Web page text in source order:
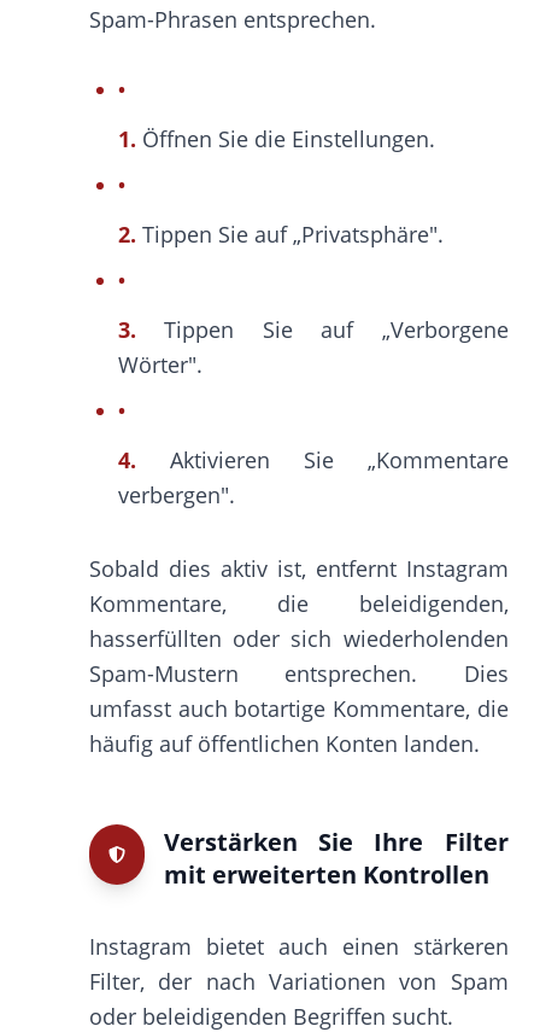
Spam-Phrasen entsprechen.
1. Öffnen Sie die Einstellungen.
2. Tippen Sie auf „Privatsphäre".
3.Tippen Sie auf „Verborgene
Wörter".
4. Aktivieren Sie „Kommentare
verbergen".
Sobald dies aktiv ist, entfernt Instagram
Kommentare, die beleidigenden,
hasserfüllten oder sich wiederholenden
Spam-Mustern entsprechen. Dies
umfasst auch botartige Kommentare, die
häufig auf öffentlichen Konten landen.
Verstärken Sie Ihre Filter
mit erweiterten Kontrollen
Instagram bietet auch einen stärkeren
Filter, der nach Variationen von Spam
oder beleidigenden Begriffen sucht.